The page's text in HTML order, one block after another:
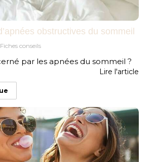
obstructives du sommeil
Fiches conseils
par les apnées du sommeil ?
Lire l'article